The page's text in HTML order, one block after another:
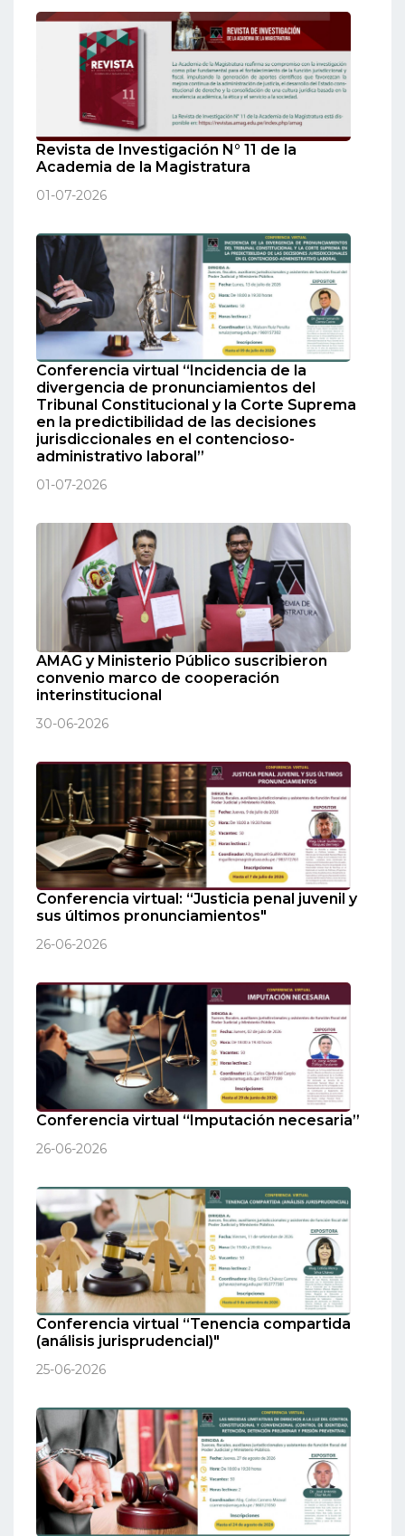
Revista de Investigación N° 11 de la
Academia de la Magistratura
01-07-2026
Conferencia virtual “Incidencia de la
divergencia de pronunciamientos del
Tribunal Constitucional y la Corte Suprema
en la predictibilidad de las decisiones
jurisdiccionales en el contencioso-
administrativo laboral”
01-07-2026
AMAG y Ministerio Público suscribieron
convenio marco de cooperación
interinstitucional
30-06-2026
Conferencia virtual: “Justicia penal juvenil y
sus últimos pronunciamientos"
26-06-2026
Conferencia virtual “Imputación necesaria”
26-06-2026
Conferencia virtual “Tenencia compartida
(análisis jurisprudencial)"
25-06-2026